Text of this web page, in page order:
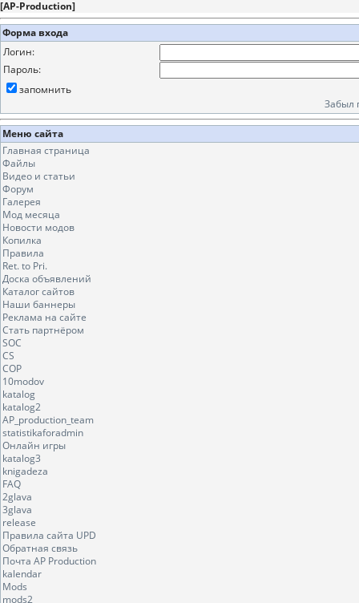
[AP-Production]
Форма входа
Логин:
Пароль:
запомнить
Забыл
Меню сайта
Главная страница
Файлы
Видео и статьи
Форум
Галерея
Мод месяца
Новости модов
Копилка
Правила
Ret. to Pri.
Доска объявлений
Каталог сайтов
Наши баннеры
Реклама на сайте
Стать партнёром
SOC
CS
COP
10modov
katalog
katalog2
AP_production_team
statistikaforadmin
Онлайн игры
katalog3
knigadeza
FAQ
2glava
3glava
release
Правила сайта UPD
Обратная связь
Почта AP Production
kalendar
Mods
mods2